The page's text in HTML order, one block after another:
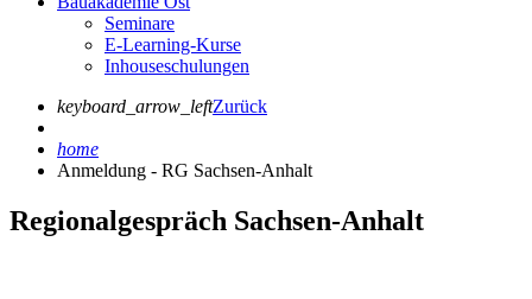
Seminare
E-Learning-Kurse
Inhouseschulungen
keyboard_arrow_leftZurück
home
Anmeldung - RG Sachsen-Anhalt
Regionalgespräch Sachsen-Anhalt